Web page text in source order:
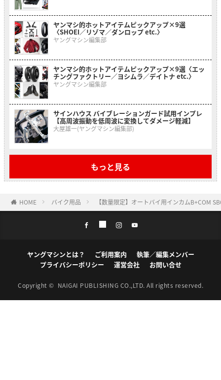
ヤンマシ的ホットアイテムピックアップ×9選
〈SHOEI／リゾマ／ダンロップ etc.〉
ヤングマシン編集部
ヤンマシ的ホットアイテムピックアップ×9選〈エッ
チングファクトリー／ヨシムラ／デイトナ etc.〉
ヤングマシン編集部
サインハウス バイブレーションガード試用インプレ
【高周波振動を低周波に変換してダメージ軽減】
大屋雄一(ヤングマシン編集部)
もっと見る
HOME バイク用品 【数量限定】オートバイ用インカムB+COM
ヤングマシンとは？ ご利用案内
執筆／編集メンバー
プライバシーポリシー
運営会社 お問い合せ
Copyright © NAIGAI PUBLISHING CO.,LTD. All rights reserved.